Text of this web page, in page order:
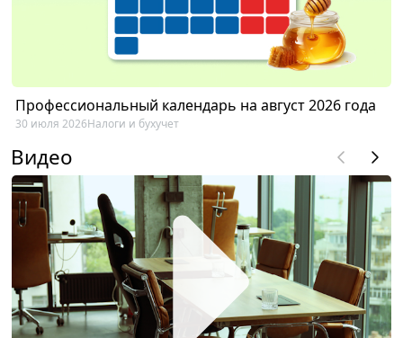
Профессиональный календарь на август 2026 года
30 июля 2026Налоги и бухучет
Видео